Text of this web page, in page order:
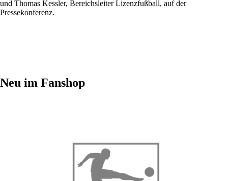
und Thomas Kessler, Bereichsleiter Lizenzfußball, auf der
Pressekonferenz.
Neu im Fanshop